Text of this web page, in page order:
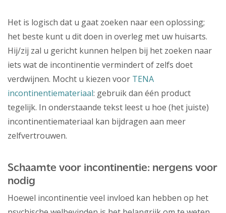
Het is logisch dat u gaat zoeken naar een oplossing;
het beste kunt u dit doen in overleg met uw huisarts.
Hij/zij zal u gericht kunnen helpen bij het zoeken naar
iets wat de incontinentie vermindert of zelfs doet
verdwijnen. Mocht u kiezen voor TENA
incontinentiemateriaal: gebruik dan één product
tegelijk. In onderstaande tekst leest u hoe (het juiste)
incontinentiemateriaal kan bijdragen aan meer
zelfvertrouwen.
Schaamte voor incontinentie: nergens voor
nodig
Hoewel incontinentie veel invloed kan hebben op het